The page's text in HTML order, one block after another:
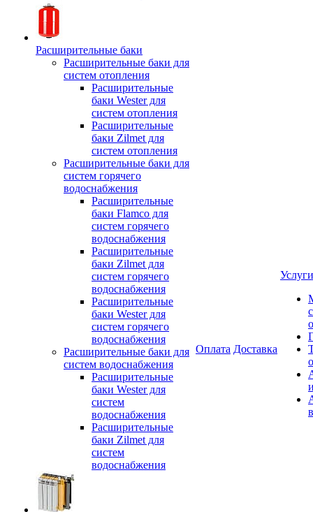
Расширительные баки
Расширительные баки для
систем отопления
Расширительные
баки Wester для
систем отопления
Расширительные
баки Zilmet для
систем отопления
Расширительные баки для
систем горячего
водоснабжения
Расширительные
баки Flamco для
систем горячего
водоснабжения
Расширительные
баки Zilmet для
систем горячего
водоснабжения
Расширительные
баки Wester для
систем горячего
водоснабжения
Расширительные баки для
систем водоснабжения
Расширительные
баки Wester для
систем
водоснабжения
Расширительные
баки Zilmet для
систем
водоснабжения
Оплата Доставка
Услуги